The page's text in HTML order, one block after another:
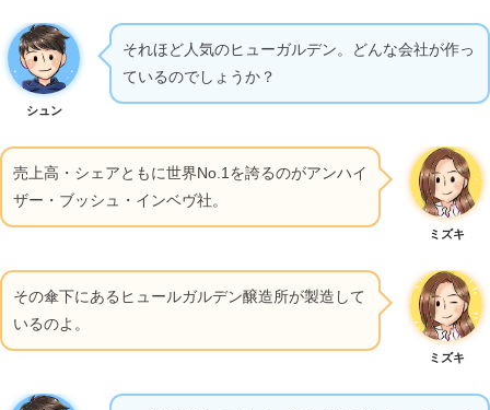
シュン
それほど人気のヒューガルデン。どんな会社が作っ
ているのでしょうか？
売上高・シェアともに世界No.1を誇るのがアンハイ
ザー・ブッシュ・インベヴ社。
ミズキ
その傘下にあるヒュールガルデン醸造所が製造して
いるのよ。
ミズキ